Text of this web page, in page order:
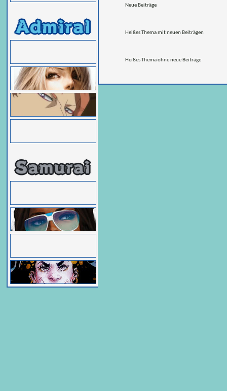
Neue Beiträge
Heißes Thema mit neuen Beiträgen
Heißes Thema ohne neue Beiträge